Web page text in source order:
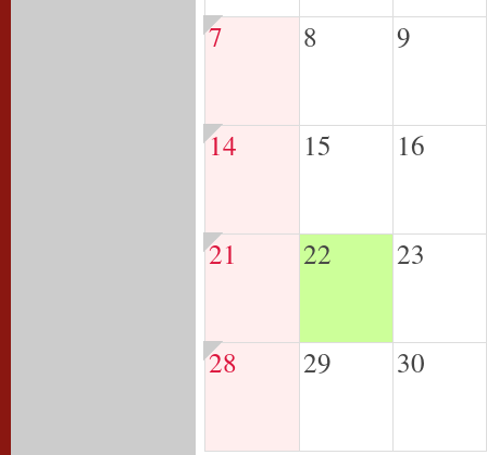
7 8 9
14 15 16
21 22 23
28 29 30